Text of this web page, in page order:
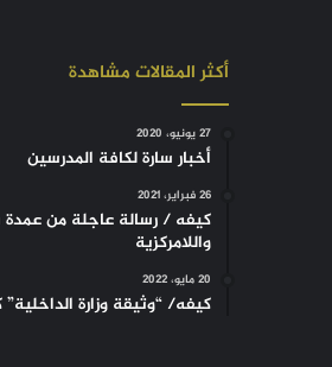
أكثر المقالات مشاهدة
27 يونيو، 2020
أخبار سارة لكافة المدرسين
26 فبراير، 2021
كيفه / رسالة عاجلة من عمدة
واللامركزية
20 مايو، 2022
كيفه/ “وثيقة وزارة